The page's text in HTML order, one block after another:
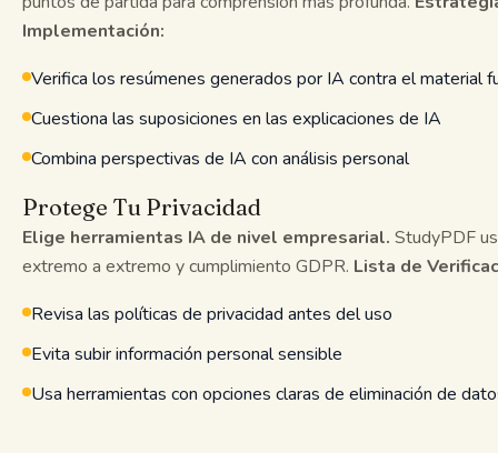
Implementación:
Verifica los resúmenes generados por IA contra el material
Cuestiona las suposiciones en las explicaciones de IA
Combina perspectivas de IA con análisis personal
Protege Tu Privacidad
Elige herramientas IA de nivel empresarial. StudyPDF
extremo a extremo y cumplimiento GDPR. Lista de
Revisa las políticas de privacidad antes del uso
Evita subir información personal sensible
Usa herramientas con opciones claras de eliminación de